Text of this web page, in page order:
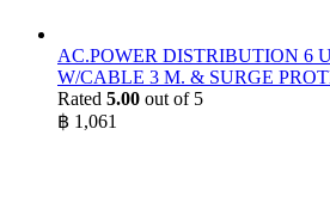
AC.POWER DISTRIBUTION 6
W/CABLE 3 M. & SURGE
Rated 5.00 out of 5
฿ 1,061